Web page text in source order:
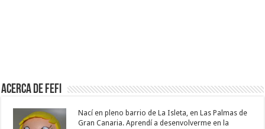
Acerca de Fefi
Nací en pleno barrio de La Isleta, en Las Palmas de
Gran Canaria. Aprendí a desenvolverme en la